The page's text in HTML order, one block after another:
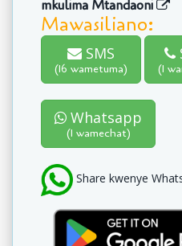
mkulima Mtandaoni
Mawasiliano:
SMS
(16 wametuma) (1
Whatsapp
(1 wamechat)
Share kwenye